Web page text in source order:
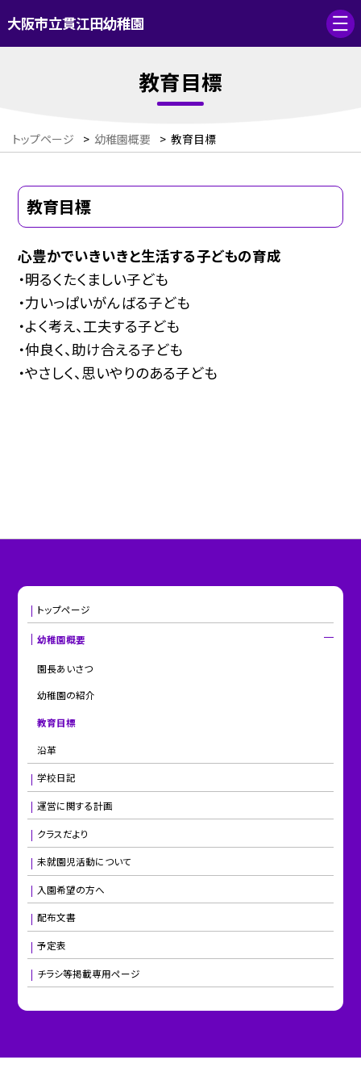
大阪市立貫江田幼稚園
教育目標
トップページ > 幼稚園概要 > 教育目標
教育目標
心豊かでいきいきと生活する子どもの育成
・明るくたくましい子ども
・力いっぱいがんばる子ども
・よく考え、工夫する子ども
・仲良く、助け合える子ども
・やさしく、思いやりのある子ども
トップページ
幼稚園概要
園長あいさつ
幼稚園の紹介
教育目標
沿革
学校日記
運営に関する計画
クラスだより
未就園児活動について
入園希望の方へ
配布文書
予定表
チラシ等掲載専用ページ